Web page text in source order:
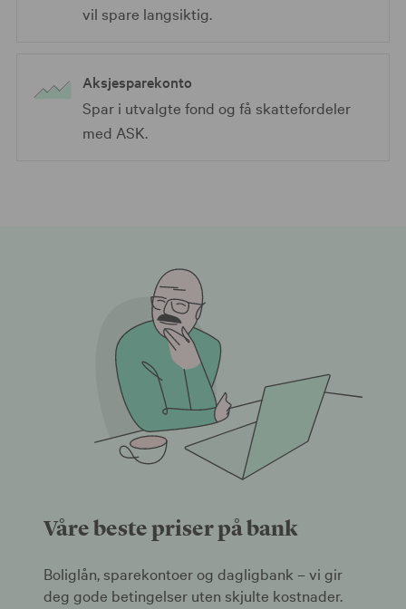
vil spare langsiktig.
Aksjesparekonto
Spar i utvalgte fond og få skattefordeler
med ASK.
Våre beste priser på bank
Boliglån, sparekontoer og dagligbank – vi gir
deg gode betingelser uten skjulte kostnader.